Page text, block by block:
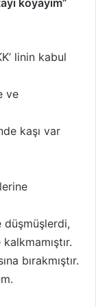
koyayım”
linin kabul
ve
kaşı var
bırakmıştır.